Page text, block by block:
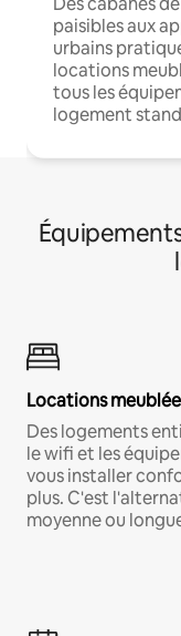
paisibles aux
urbains
locations
tous les
logement
Locations
Des logements
le wifi et les
vous installer
plus. C'est
moyenne ou